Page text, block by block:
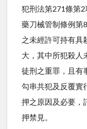
犯刑法第271 條第2
藥刀械管制條例第8
之未經許可持有具
大，其中所犯殺人
徒刑之重罪，且有
勾串共犯及反覆實
押之原因及必要，
押禁見。